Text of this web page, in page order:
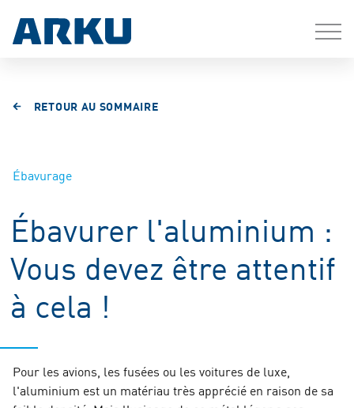
RETOUR AU SOMMAIRE
Ébavurage
Ébavurer l'aluminium :
Vous devez être attentif
à cela !
Pour les avions, les fusées ou les voitures de luxe,
l'aluminium est un matériau très apprécié en raison de sa